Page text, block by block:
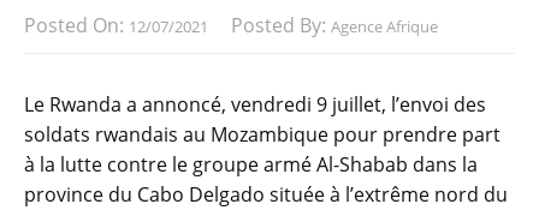
Posted On: 12/07/2021 Posted By: Agence Afrique
Le Rwanda a annoncé, vendredi 9 juillet, l’envoi des
soldats rwandais au Mozambique pour prendre part
à la lutte contre le groupe armé Al-Shabab dans la
province du Cabo Delgado située à l’extrême nord du